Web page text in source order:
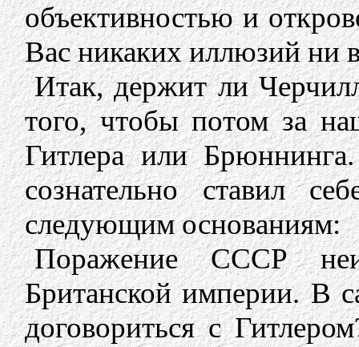
объективностью и
Вас никаких иллюзий ни
Итак, держит ли
того, чтобы потом за
Гитлера или
сознательно ставил
следующим основаниям:
Поражение СССР
Британской империи. В
договориться с